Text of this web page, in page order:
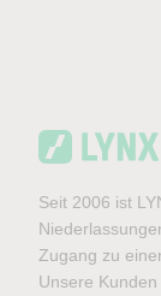
Seit 2006 ist
Zugang zu
Unsere